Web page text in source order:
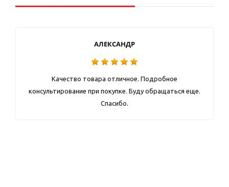
АЛЕКСАНДР
Качество товара отличное. Подробное
консультирование при покупке. Буду обращаться еще.
Спасибо.